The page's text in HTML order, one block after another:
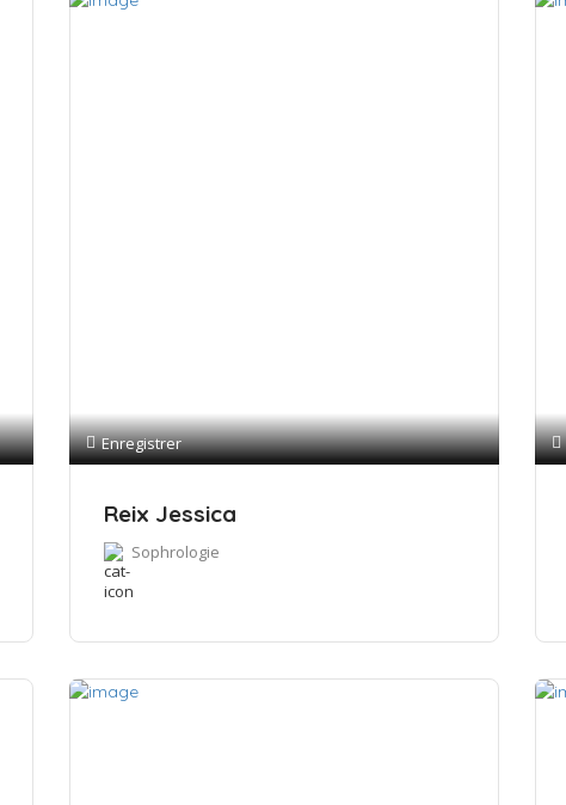
Enregistrer
Reix Jessica
Sophrologie